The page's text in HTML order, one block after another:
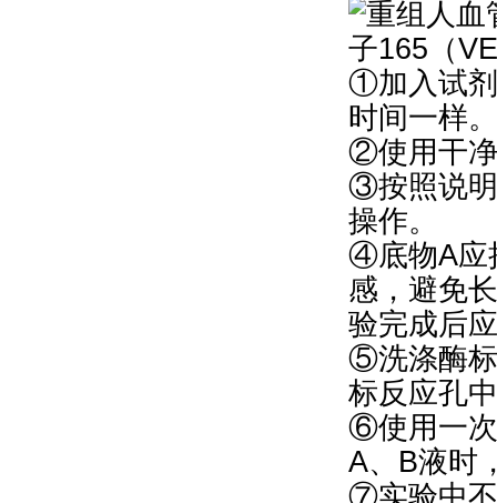
①加入试剂
时间一样。
②使用干
③按照说明
操作。
④底物A应
感，避免
验完成后
⑤洗涤酶标
标反应孔
⑥使用一次
A、B液时
⑦实验中不